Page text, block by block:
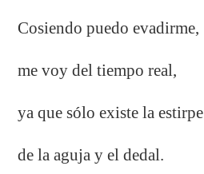
Cosiendo puedo evadirme,
me voy del tiempo real,
ya que sólo existe la estirpe
de la aguja y el dedal.